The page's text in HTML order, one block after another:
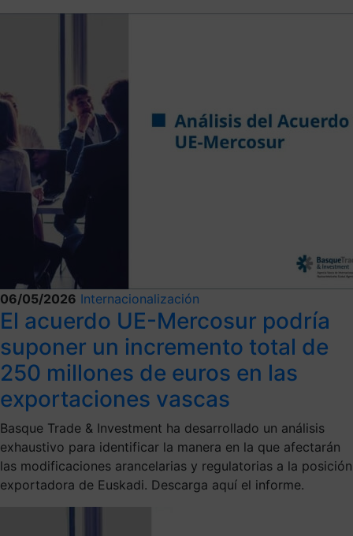
06/05/2026 Internacionalización
El acuerdo UE-Mercosur podría
suponer un incremento total de
250 millones de euros en las
exportaciones vascas
Basque Trade & Investment ha desarrollado un análisis
exhaustivo para identificar la manera en la que afectarán
las modificaciones arancelarias y regulatorias a la posición
exportadora de Euskadi. Descarga aquí el informe.